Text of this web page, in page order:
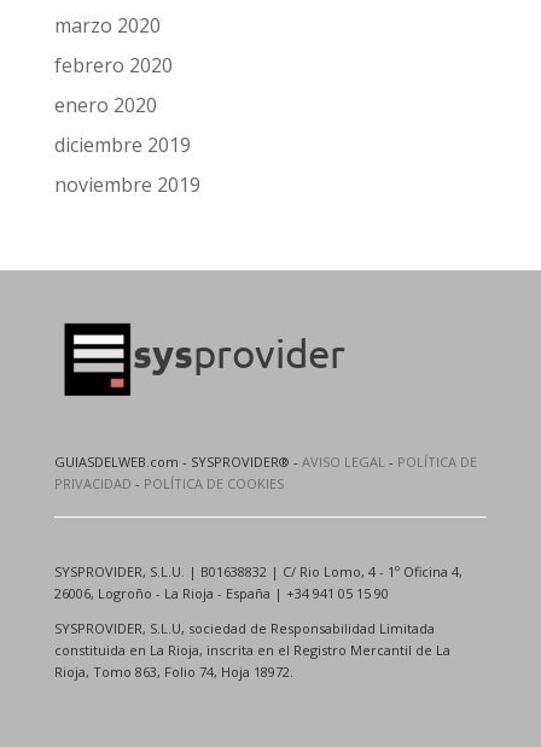
marzo 2020
febrero 2020
enero 2020
diciembre 2019
noviembre 2019
GUIASDELWEB.com - SYSPROVIDER® - AVISO LEGAL- POLÍTICA DE
PRIVACIDAD - POLÍTICA DE COOKIES
SYSPROVIDER, S.L.U. | B01638832 | C/ Rio Lomo, 4 - 1º Oficina 4,
26006, Logroño - La Rioja - España | +34 941 05 15 90
SYSPROVIDER, S.L.U, sociedad de Responsabilidad Limitada
constituida en La Rioja, inscrita en el Registro Mercantil de La
Rioja, Tomo 863, Folio 74, Hoja 18972.